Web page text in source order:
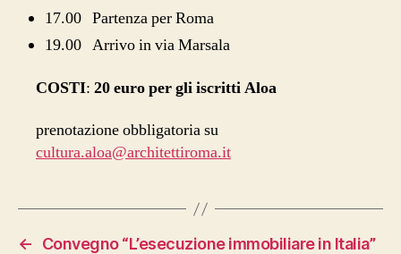
17.00 Partenza per Roma
19.00 Arrivo in via Marsala
COSTI: 20 euro per gli iscritti Aloa
prenotazione obbligatoria su
cultura.aloa@architettiroma.it
←
Convegno “L’esecuzione immobiliare in Italia”